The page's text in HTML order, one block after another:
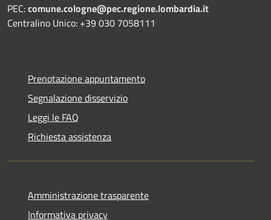
PEC:comune.cologne@pec.regione.lombardia.it
Centralino Unico: +39 030 7058111
Prenotazione appuntamento
Segnalazione disservizio
Leggi le FAQ
Richiesta assistenza
Amministrazione trasparente
Informativa privacy